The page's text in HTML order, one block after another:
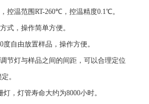
控温范围RT-260℃，控温精度0.1℃。
式，操作简单方便。
度自由放置样品，操作方便。
节灯与样品之间的间距，可以合理定位
。
，灯管寿命大约为8000小时。